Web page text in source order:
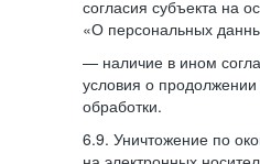
согласия субъекта на
«О персональных
— наличие в ином
условия о
обработки.
6.9. Уничтожение по